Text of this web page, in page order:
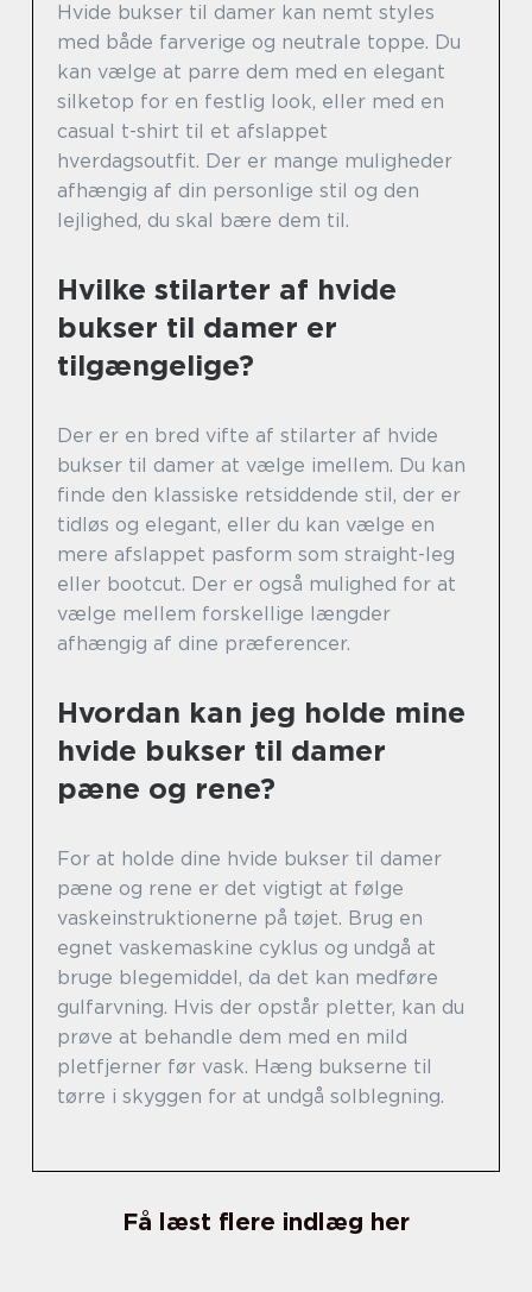
Hvide bukser til damer kan nemt styles
med både farverige og neutrale toppe. Du
kan vælge at parre dem med en elegant
silketop for en festlig look, eller med en
casual t-shirt til et afslappet
hverdagsoutfit. Der er mange muligheder
afhængig af din personlige stil og den
lejlighed, du skal bære dem til.
Hvilke stilarter af hvide
bukser til damer er
tilgængelige?
Der er en bred vifte af stilarter af hvide
bukser til damer at vælge imellem. Du kan
finde den klassiske retsiddende stil, der er
tidløs og elegant, eller du kan vælge en
mere afslappet pasform som straight-leg
eller bootcut. Der er også mulighed for at
vælge mellem forskellige længder
afhængig af dine præferencer.
Hvordan kan jeg holde mine
hvide bukser til damer
pæne og rene?
For at holde dine hvide bukser til damer
pæne og rene er det vigtigt at følge
vaskeinstruktionerne på tøjet. Brug en
egnet vaskemaskine cyklus og undgå at
bruge blegemiddel, da det kan medføre
gulfarvning. Hvis der opstår pletter, kan du
prøve at behandle dem med en mild
pletfjerner før vask. Hæng bukserne til
tørre i skyggen for at undgå solblegning.
Få læst flere indlæg her